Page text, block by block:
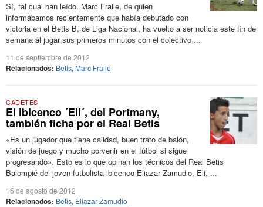
Sí, tal cual han leído. Marc Fraile, de quien
informábamos recientemente que había debutado con
victoria en el Betis B, de Liga Nacional, ha vuelto a ser noticia este fin de
semana al jugar sus primeros minutos con el colectivo ...
11 de septiembre de 2012
Relacionados: Betis, Marc Fraile
CADETES
El ibicenco ´Eli´, del Portmany,
también ficha por el Real Betis
«Es un jugador que tiene calidad, buen trato de balón,
visión de juego y mucho porvenir en el fútbol si sigue
progresando». Esto es lo que opinan los técnicos del Real Betis
Balompié del joven futbolista ibicenco Eliazar Zamudio, Eli, ...
16 de agosto de 2012
Relacionados: Betis, Eliazar Zamudio